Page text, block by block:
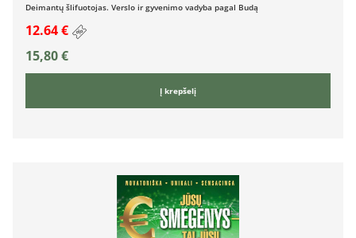
Deimantų šlifuotojas. Verslo ir gyvenimo vadyba pagal Budą
12.64 €
15,80€
Į krepšelį